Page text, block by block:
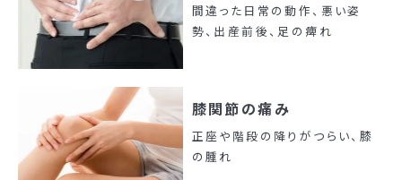
間違った日常の動作、悪い姿
勢、出産前後、足の痺れ
膝関節の痛み
正座や階段の降りがつらい、膝
の腫れ